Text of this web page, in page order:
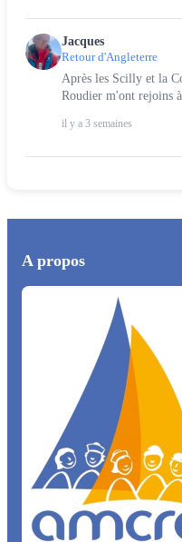
Jacques
Retour d'Angleterre
Après les Scilly et la
Roudier m'ont rejoins
il y a 3 semaines
A propos